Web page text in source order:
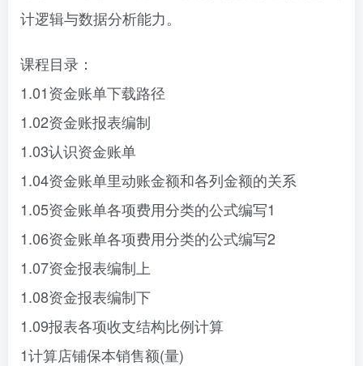
计逻辑与数据分析能力。
课程目录：
1.01资金账单下载路径
1.02资金账报表编制
1.03认识资金账单
1.04资金账单里动账金额和各列金额的关系
1.05资金账单各项费用分类的公式编写1
1.06资金账单各项费用分类的公式编写2
1.07资金报表编制上
1.08资金报表编制下
1.09报表各项收支结构比例计算
1计算店铺保本销售额(量)